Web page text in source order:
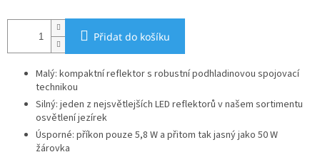
Přidat do košíku
Malý: kompaktní reflektor s robustní podhladinovou spojovací
technikou
Silný: jeden z nejsvětlejších LED reflektorů v našem sortimentu
osvětlení jezírek
Úsporné: příkon pouze 5,8 W a přitom tak jasný jako 50 W
žárovka